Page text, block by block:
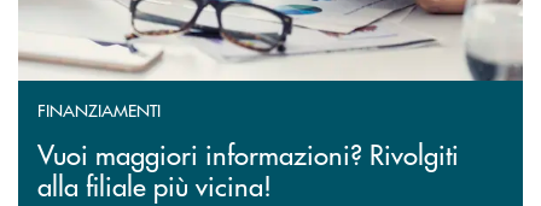
FINANZIAMENTI
Vuoi maggiori informazioni? Rivolgiti
alla filiale più vicina!